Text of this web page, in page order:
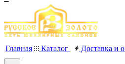
Главная Каталог Доставка и